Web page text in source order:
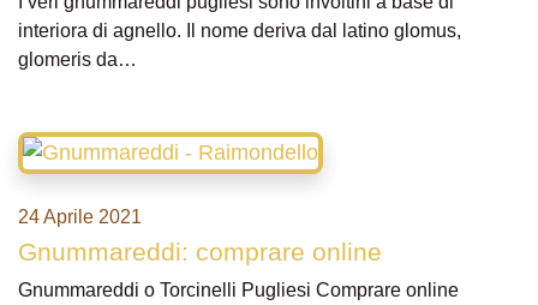
interiora di agnello. Il nome deriva dal latino glomus,
glomeris da…
24 Aprile 2021
Gnummareddi: comprare online
Gnummareddi o Torcinelli Pugliesi Comprare online